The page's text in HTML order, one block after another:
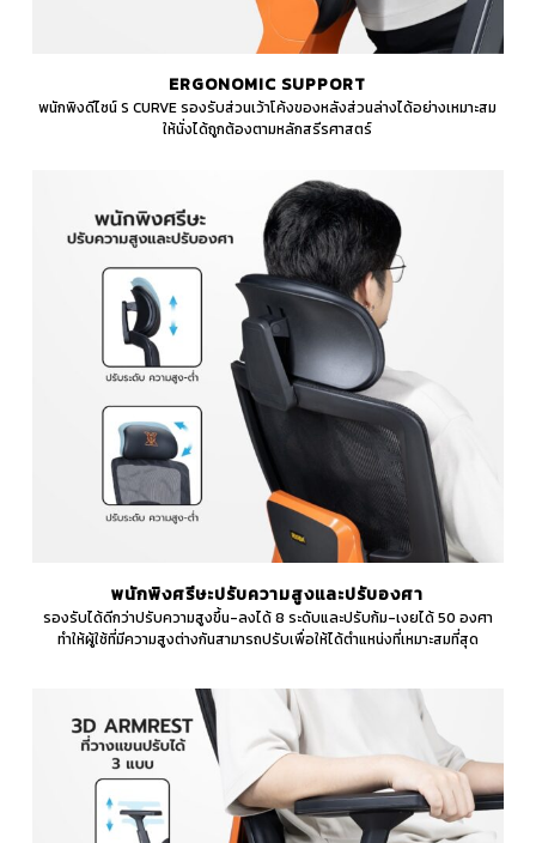
ERGONOMIC SUPPORT
พนักพิงดีไซน์ S CURVE รองรับส่วนเว้าโค้งของหลังส่วนล่างได้อย่างเหมาะสม
ให้นั่งได้ถูกต้องตามหลักสรีรศาสตร์
พนักพิงศรีษะปรับความสูงและปรับองศา
รองรับได้ดีกว่าปรับความสูงขึ้น-ลงได้ 8 ระดับและปรับก้ม-เงยได้ 50 องศา
ทำให้ผู้ใช้ที่มีความสูงต่างกันสามารถปรับเพื่อให้ได้ตำแหน่งที่เหมาะสมที่สุด